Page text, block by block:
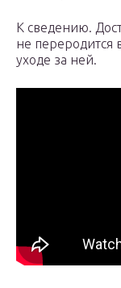
К сведению.
не
уходе за ней.